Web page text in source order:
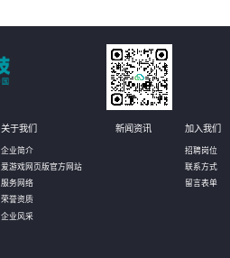
关于我们
企业简介
爱游戏网页版官方网站
服务网络
荣誉资质
企业风采
新闻资讯 加入我们
招聘岗位
联系方式
留言表单